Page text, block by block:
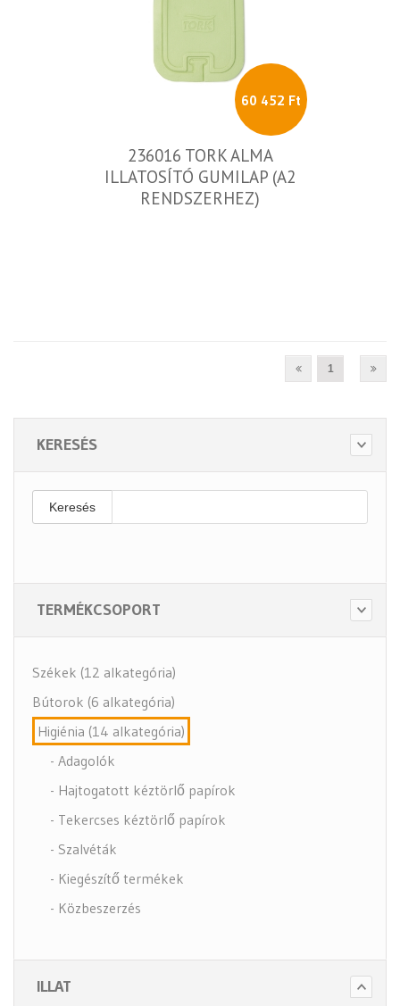
60 452 Ft
236016 TORK ALMA
ILLATOSÍTÓ GUMILAP (A2
RENDSZERHEZ)
1
KERESÉS
Keresés
TERMÉKCSOPORT
Székek (12 alkategória)
Bútorok (6 alkategória)
Higiénia (14 alkategória)
- Adagolók
- Hajtogatott kéztörlő papírok
- Tekercses kéztörlő papírok
- Szalvéták
- Kiegészítő termékek
- Közbeszerzés
- Törlő és tisztító papírok
ILLAT